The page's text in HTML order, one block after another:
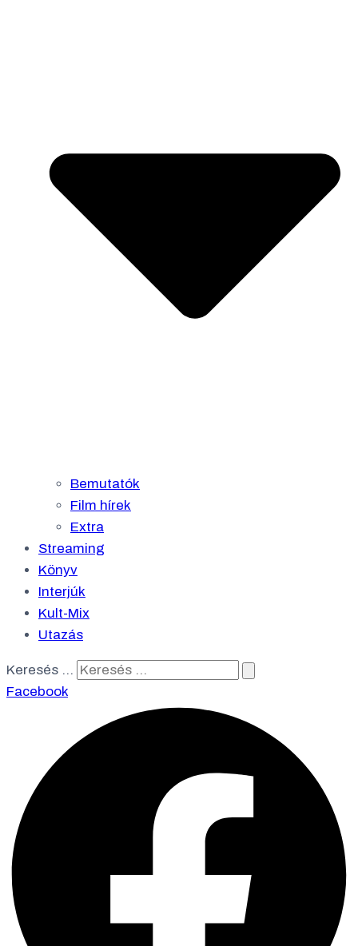
Bemutatók
Film hírek
Extra
Streaming
Könyv
Interjúk
Kult-Mix
Utazás
Keresés …
Facebook